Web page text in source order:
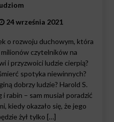
24 września 2021
o rozwoju duchowym, która
milionów czytelników na
i przyzwoici ludzie cierpią?
spotyka niewinnych?
dobrzy ludzie? Harold S.
rabin – sam musiał poradzić
kiedy okazało się, że jego
żył tylko […]